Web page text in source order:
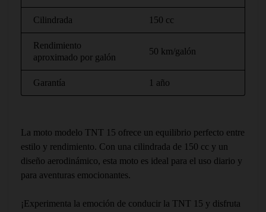
Cilindrada 150 cc
Rendimiento
aproximado por galón
50 km/galón
Garantía 1 año
La moto modelo TNT 15 ofrece un equilibrio perfecto entre
estilo y rendimiento. Con una cilindrada de 150 cc y un
diseño aerodinámico, esta moto es ideal para el uso diario y
para aventuras emocionantes.
¡Experimenta la emoción de conducir la TNT 15 y disfruta